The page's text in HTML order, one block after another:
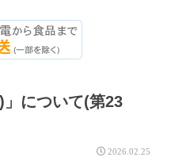
」について(第23
2026.02.25